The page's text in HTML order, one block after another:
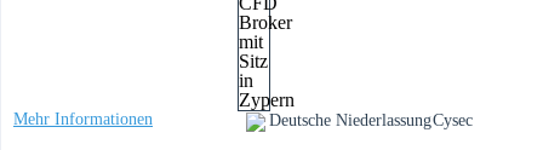
Mehr Informationen Deutsche NiederlassungCysec